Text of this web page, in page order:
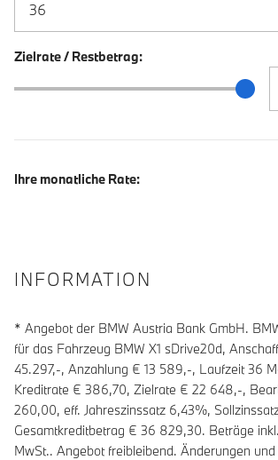
Zielrate / Restbetrag:
Zielrate / Restbetrag Schieberegler
Ihre monatliche Rate:
INFORMATION
* Angebot der BMW Austria Bank GmbH.
für das Fahrzeug BMW X1 sDrive20d,
45.297,-, Anzahlung € 13 589,-, Laufzeit36
Kreditrate € 386,70, Zielrate € 22 648,-,
260,00, eff. Jahreszinssatz 6,43%,
Gesamtkreditbetrag € 36 829,30. Beträge
MwSt.. Angebot freibleibend. Änderungen